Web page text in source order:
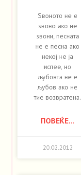
Ѕвоното не е
ѕвоно ако не
ѕвони, песната
не е песна ако
некој не ја
испее, но
љубовта не е
љубов ако не
тие возвратена.
ПОВЕЌЕ...
20.02.2012